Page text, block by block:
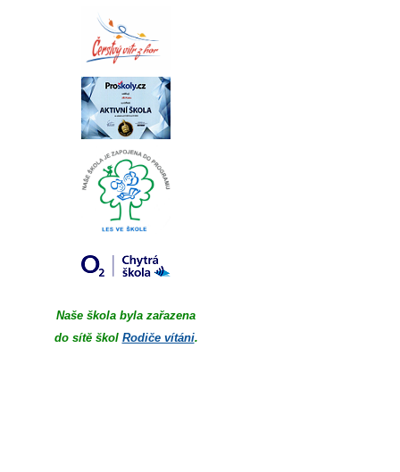
Naše škola byla zařazena
do sítě škol Rodiče vítáni.